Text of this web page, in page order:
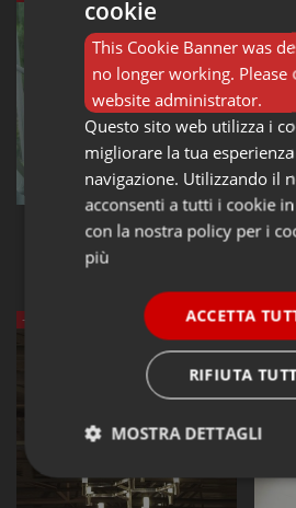
LIGHTING
NEMO Crown Plana Mega
1.456,07 €
-30% -30%
cookie
This Cookie Banner was
no longer working. Please
website administrator.
Questo sito web utilizza i
migliorare la tua
navigazione. Utilizzando il
acconsenti a tutti i cookie
con la nostra policy per i
più
ACCETTA
RIFIUTA
MOSTRA DETTAGLI
Strettamente
necessari